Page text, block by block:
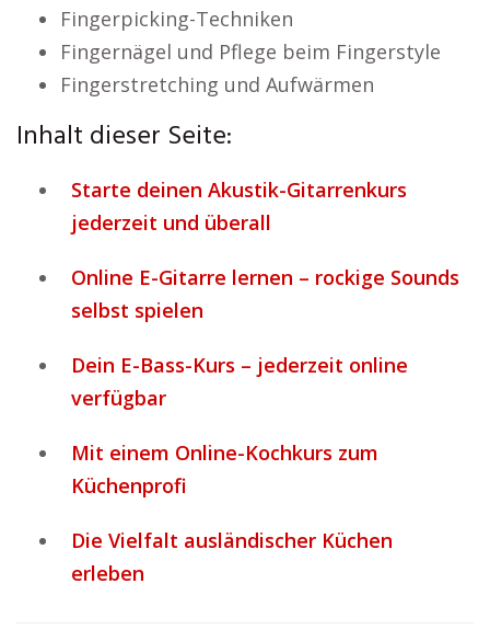
Fingerpicking-Techniken
Fingernägel und Pflege beim Fingerstyle
Fingerstretching und Aufwärmen
Inhalt dieser Seite:
Starte deinen Akustik-Gitarrenkurs
jederzeit und überall
Online E-Gitarre lernen – rockige Sounds
selbst spielen
Dein E-Bass-Kurs – jederzeit online
verfügbar
Mit einem Online-Kochkurs zum
Küchenprofi
Die Vielfalt ausländischer Küchen
erleben